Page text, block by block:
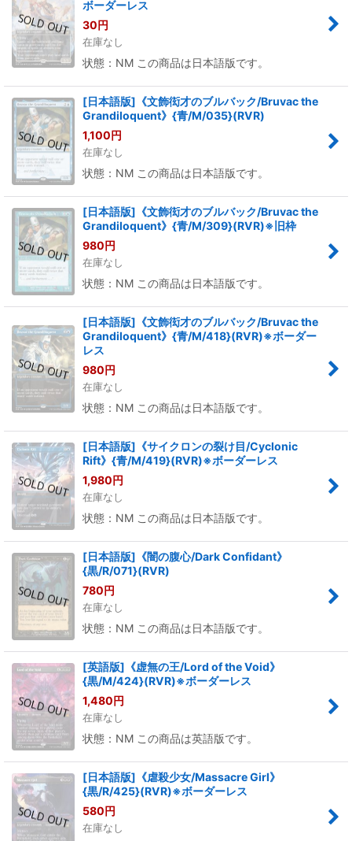
ボーダーレス
30円
在庫なし
状態：NM この商品は日本語版です。
[日本語版]《文飾衒才のブルバック/Bruvac the
Grandiloquent》{青/M/035}(RVR)
1,100円
在庫なし
状態：NM この商品は日本語版です。
[日本語版]《文飾衒才のブルバック/Bruvac the
Grandiloquent》{青/M/309}(RVR)※旧枠
980円
在庫なし
状態：NM この商品は日本語版です。
[日本語版]《文飾衒才のブルバック/Bruvac the
Grandiloquent》{青/M/418}(RVR)※ボーダー
レス
980円
在庫なし
状態：NM この商品は日本語版です。
[日本語版]《サイクロンの裂け目/Cyclonic
Rift》{青/M/419}(RVR)※ボーダーレス
1,980円
在庫なし
状態：NM この商品は日本語版です。
[日本語版]《闇の腹心/Dark Confidant》
{黒/R/071}(RVR)
780円
在庫なし
状態：NM この商品は日本語版です。
[英語版]《虚無の王/Lord of the Void》
{黒/M/424}(RVR)※ボーダーレス
1,480円
在庫なし
状態：NM この商品は英語版です。
[日本語版]《虐殺少女/Massacre Girl》
{黒/R/425}(RVR)※ボーダーレス
580円
在庫なし